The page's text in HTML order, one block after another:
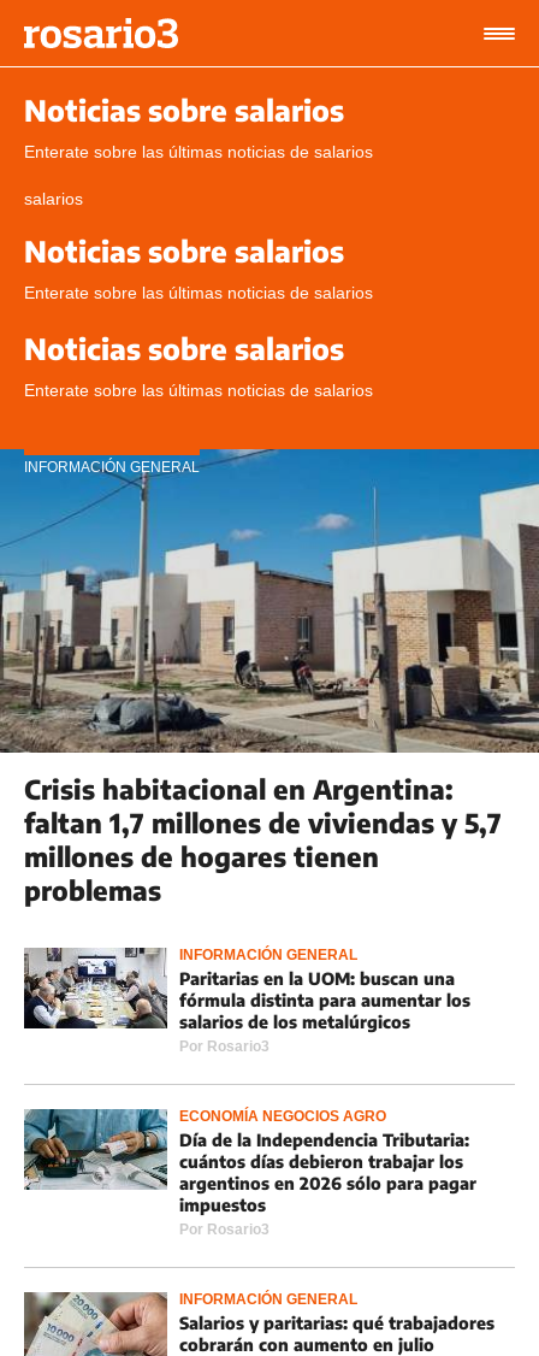
Noticias sobre salarios
Enterate sobre las últimas noticias de salarios
salarios
Noticias sobre salarios
Enterate sobre las últimas noticias de salarios
Noticias sobre salarios
Enterate sobre las últimas noticias de salarios
INFORMACIÓN GENERAL
Crisis habitacional en Argentina:
faltan 1,7 millones de viviendas y 5,7
millones de hogares tienen
problemas
INFORMACIÓN GENERAL
Paritarias en la UOM: buscan una
fórmula distinta para aumentar los
salarios de los metalúrgicos
Por Rosario3
ECONOMÍA NEGOCIOS AGRO
Día de la Independencia Tributaria:
cuántos días debieron trabajar los
argentinos en 2026 sólo para pagar
impuestos
Por Rosario3
INFORMACIÓN GENERAL
Salarios y paritarias: qué trabajadores
cobrarán con aumento en julio